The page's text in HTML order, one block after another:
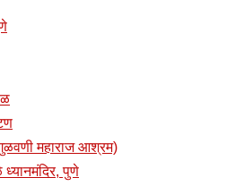
महाराज आश्रम)
पुणे